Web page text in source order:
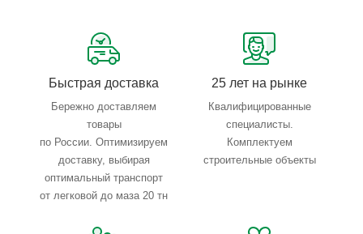
Тройной весовой контроль: въезд, погрузка, выезд
Быстрая доставка
Бережно доставляем
товары
по России. Оптимизируем
доставку, выбирая
оптимальный транспорт
от легковой до маза 20 тн
25 лет на рынке
Квалифицированные
специалисты.
Комплектуем
строительные объекты